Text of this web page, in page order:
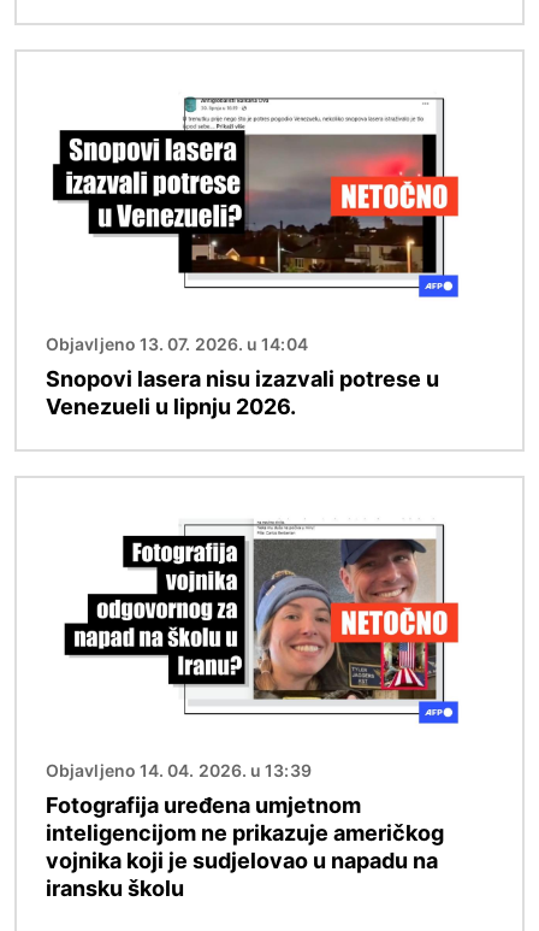
Objavljeno 13. 07. 2026. u 14:04
Snopovi lasera nisu izazvali potrese u
Venezueli u lipnju 2026.
Objavljeno 14. 04. 2026. u 13:39
Fotografija uređena umjetnom
inteligencijom ne prikazuje američkog
vojnika koji je sudjelovao u napadu na
iransku školu